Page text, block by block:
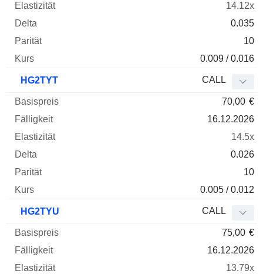
14.12x
0.035
10
0.009 / 0.016
HG2TYT CALL
70,00 €
16.12.2026
14.5x
0.026
10
0.005 / 0.012
HG2TYU CALL
75,00 €
16.12.2026
13.79x